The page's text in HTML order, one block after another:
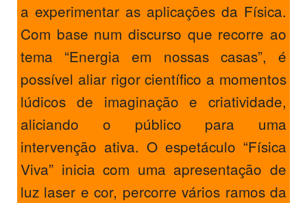
a experimentar as aplicações da Física.
Com base num discurso que recorre ao
tema “Energia em nossas casas”, é
possível aliar rigor científico a momentos
lúdicos de imaginação e criatividade,
aliciando o público para uma
intervenção ativa. O espetáculo “Física
Viva” inicia com uma apresentação de
luz laser e cor, percorre vários ramos da